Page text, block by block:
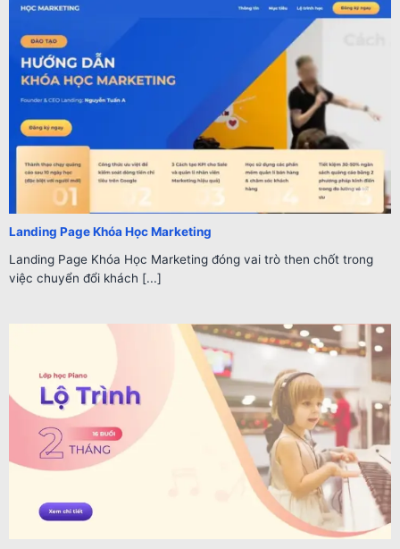
Landing Page Khóa Học Marketing
Landing Page Khóa Học Marketing đóng vai trò then chốt trong
việc chuyển đổi khách [...]